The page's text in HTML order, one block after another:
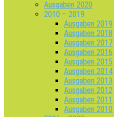
Ausgaben 2020
2010 – 2019
Ausgaben 2019
Ausgaben 2018
Ausgaben 2017
Ausgaben 2016
Ausgaben 2015
Ausgaben 2014
Ausgaben 2013
Ausgaben 2012
Ausgaben 2011
Ausgaben 2010